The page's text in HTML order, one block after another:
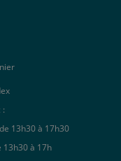
:
13h30 à 17h30
13h30 à 17h